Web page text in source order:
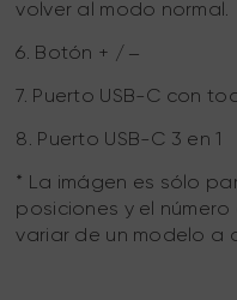
volver al modo normal.
6. Botón + / ‒
7. Puerto USB-C con
8. Puerto USB-C 3 en 1
* La imágen es sólo
posiciones y el
variar de un modelo a